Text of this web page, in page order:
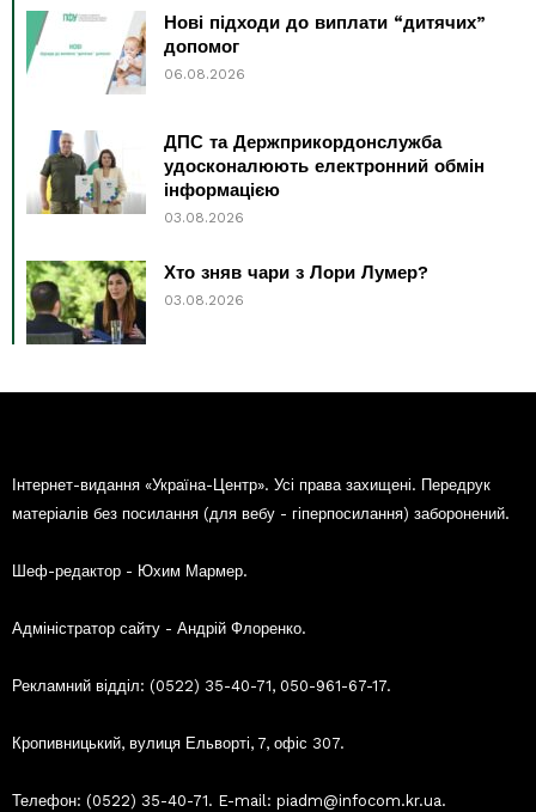
Нові підходи до виплати “дитячих”
допомог
06.08.2026
ДПС та Держприкордонслужба
удосконалюють електронний обмін
інформацією
03.08.2026
Хто зняв чари з Лори Лумер?
03.08.2026
Інтернет-видання «Україна-Центр». Усі права захищені. Передрук
матеріалів без посилання (для вебу - гіперпосилання) заборонений.
Шеф-редактор - Юхим Мармер.
Адміністратор сайту - Андрій Флоренко.
Рекламний відділ: (0522) 35-40-71, 050-961-67-17.
Кропивницький, вулиця Ельворті, 7, офіс 307.
Телефон: (0522) 35-40-71. E-mail: piadm@infocom.kr.ua.